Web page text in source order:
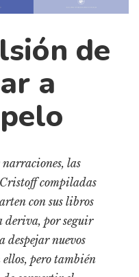
chilena
de
a
las
compiladas
con sus libros
deriva, por seguir
despejar nuevos
pero también